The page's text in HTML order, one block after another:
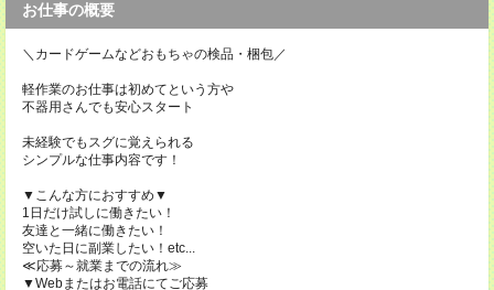
お仕事の概要
＼カードゲームなどおもちゃの検品・梱包／
軽作業のお仕事は初めてという方や
不器用さんでも安心スタート
未経験でもスグに覚えられる
シンプルな仕事内容です！
▼こんな方におすすめ▼
1日だけ試しに働きたい！
友達と一緒に働きたい！
空いた日に副業したい！etc...
≪応募～就業までの流れ≫
▼Webまたはお電話にてご応募